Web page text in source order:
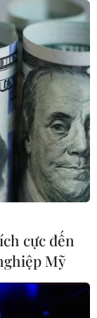
cực đến
Mỹ